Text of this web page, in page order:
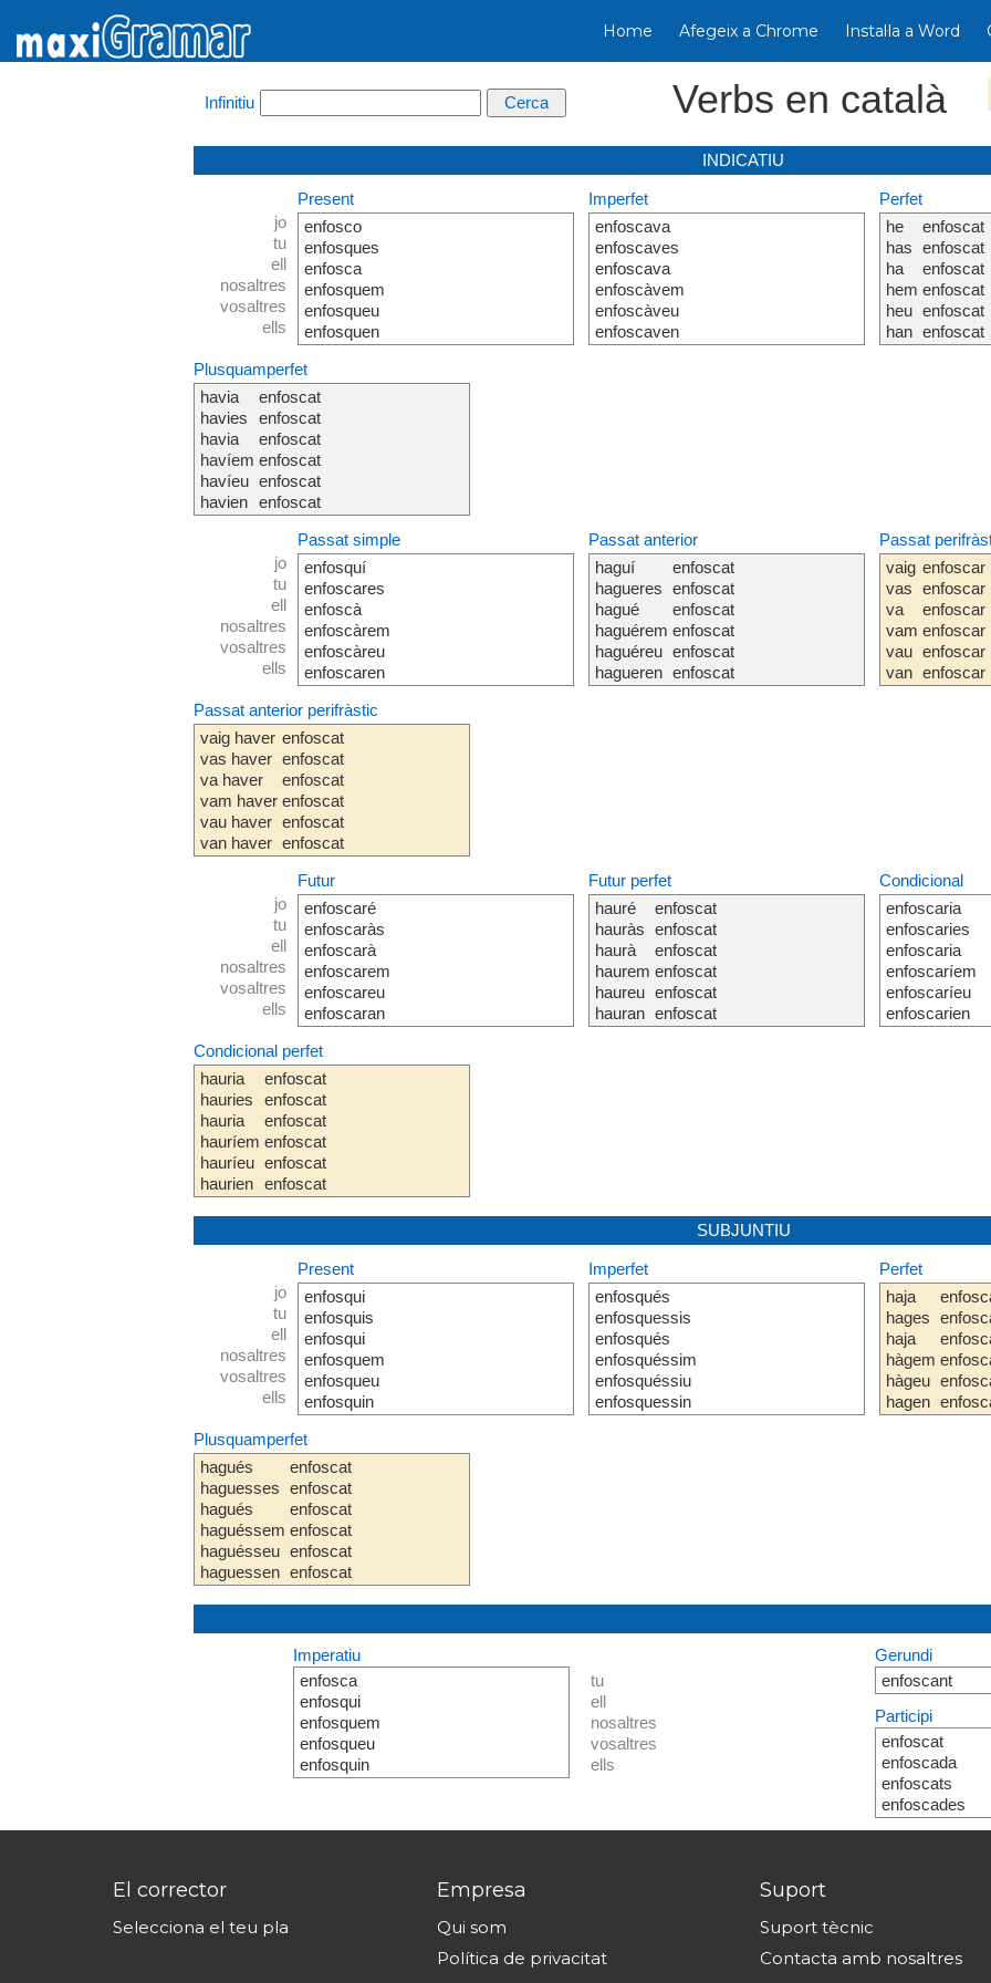
Home Afegeix a Chrome Instal·la a Word
Infinitiu Verbs en català
INDICATIU
jo
tu
ell
nosaltres
vosaltres
ells
Present
enfosco
enfosques
enfosca
enfosquem
enfosqueu
enfosquen
Imperfet
enfoscava
enfoscaves
enfoscava
enfoscàvem
enfoscàveu
enfoscaven
Perfet
he
has
ha
hem
heu
han
enfoscat
enfoscat
enfoscat
enfoscat
enfoscat
enfoscat
Plusquamperfet
havia
havies
havia
havíem
havíeu
havien
enfoscat
enfoscat
enfoscat
enfoscat
enfoscat
enfoscat
jo
tu
ell
nosaltres
vosaltres
ells
Passat simple
enfosquí
enfoscares
enfoscà
enfoscàrem
enfoscàreu
enfoscaren
Passat anterior
haguí
hagueres
hagué
haguérem
haguéreu
hagueren
enfoscat
enfoscat
enfoscat
enfoscat
enfoscat
enfoscat
Passat
vaig
vas
va
vam
vau
van
enfoscar
enfoscar
enfoscar
enfoscar
enfoscar
enfoscar
Passat anterior perifràstic
vaig haver
vas haver
va haver
vam haver
vau haver
van haver
enfoscat
enfoscat
enfoscat
enfoscat
enfoscat
enfoscat
jo
tu
ell
nosaltres
vosaltres
ells
Futur
enfoscaré
enfoscaràs
enfoscarà
enfoscarem
enfoscareu
enfoscaran
Futur perfet
hauré
hauràs
haurà
haurem
haureu
hauran
enfoscat
enfoscat
enfoscat
enfoscat
enfoscat
enfoscat
Condicional
enfoscaria
enfoscaries
enfoscaria
enfoscaríem
enfoscaríeu
enfoscarien
Condicional perfet
hauria
hauries
hauria
hauríem
hauríeu
haurien
enfoscat
enfoscat
enfoscat
enfoscat
enfoscat
enfoscat
SUBJUNTIU
jo
tu
ell
nosaltres
vosaltres
ells
Present
enfosqui
enfosquis
enfosqui
enfosquem
enfosqueu
enfosquin
Imperfet
enfosqués
enfosquessis
enfosqués
enfosquéssim
enfosquéssiu
enfosquessin
Perfet
haja
hages
haja
hàgem
hàgeu
hagen
Plusquamperfet
hagués
haguesses
hagués
haguéssem
haguésseu
haguessen
enfoscat
enfoscat
enfoscat
enfoscat
enfoscat
enfoscat
Imperatiu
enfosca
enfosqui
enfosquem
enfosqueu
enfosquin
tu
ell
nosaltres
vosaltres
ells
Gerundi
enfoscant
Participi
enfoscat
enfoscada
enfoscats
enfoscades
El corrector
Selecciona el teu pla
Empresa
Qui som
Política de privacitat
Suport
Suport tècnic
Contacta amb nosaltres